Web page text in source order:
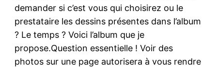
demander si c’est vous qui choisirez ou le
prestataire les dessins présentes dans l’album
? Le temps ? Voici l’album que je
propose.Question essentielle ! Voir des
photos sur une page autorisera à vous rendre